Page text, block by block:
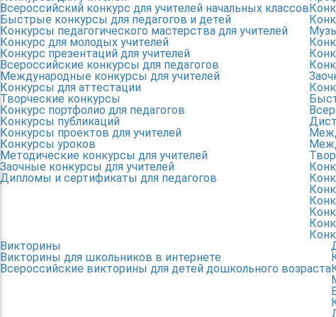
Всероссийский конкурс для учителей начальных классов
Быстрые конкурсы для педагогов и детей
Конкурсы педагогического мастерства для учителей
Конкурс для молодых учителей
Конкурс презентаций для учителей
Всероссийские конкурсы для педагогов
Международные конкурсы для учителей
Конкурсы для аттестации
Творческие конкурсы
Конкурс портфолио для педагогов
Конкурсы публикаций
Конкурсы проектов для учителей
Конкурсы уроков
Методические конкурсы для учителей
Заочные конкурсы для учителей
Дипломы и сертификаты для педагогов
Викторины
Викторины для школьников в интернете
Всероссийские викторины для детей дошкольного возраста